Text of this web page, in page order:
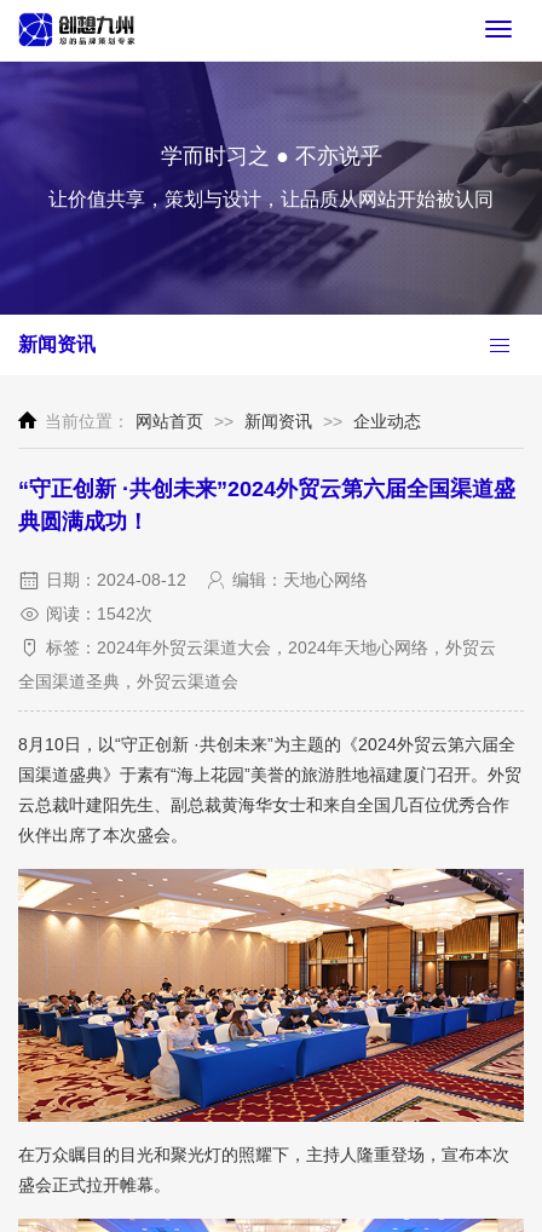
学而时习之 ● 不亦说乎
让价值共享，策划与设计，让品质从网站开始被认同
新闻资讯
当前位置： 网站首页 >> 新闻资讯 >> 企业动态
“守正创新 ·共创未来”2024外贸云第六届全国渠道盛
典圆满成功！
日期：2024-08-12
编辑：天地心网络
阅读：1542次
标签：2024年外贸云渠道大会，2024年天地心网络，外贸云
全国渠道圣典，外贸云渠道会
8月10日，以“守正创新 ·共创未来”为主题的《2024外贸云第六届全
国渠道盛典》于素有“海上花园”美誉的旅游胜地福建厦门召开。外贸
云总裁叶建阳先生、副总裁黄海华女士和来自全国几百位优秀合作
伙伴出席了本次盛会。
在万众瞩目的目光和聚光灯的照耀下，主持人隆重登场，宣布本次
盛会正式拉开帷幕。